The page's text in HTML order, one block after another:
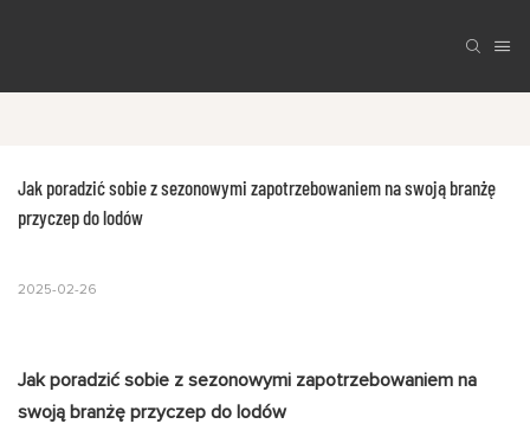
Jak poradzić sobie z sezonowymi zapotrzebowaniem na swoją branżę
przyczep do lodów
2025-02-26
Jak poradzić sobie z sezonowymi zapotrzebowaniem na
swoją branżę przyczep do lodów